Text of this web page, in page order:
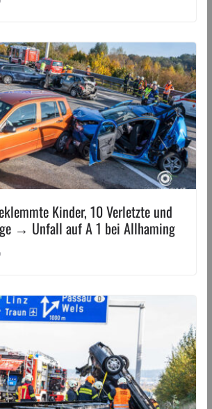
Kinder, 10 Verletzte und
→ Unfall auf A 1 bei Allhaming